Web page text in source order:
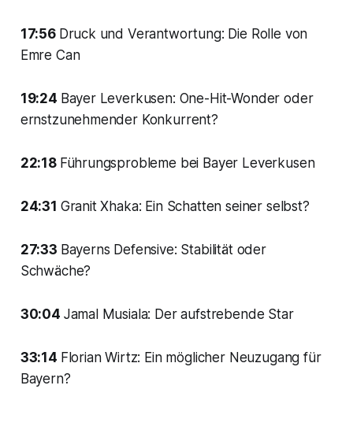
17:56 Druck und Verantwortung: Die Rolle von
Emre Can
19:24 Bayer Leverkusen: One-Hit-Wonder oder
ernstzunehmender Konkurrent?
22:18 Führungsprobleme bei Bayer Leverkusen
24:31 Granit Xhaka: Ein Schatten seiner selbst?
27:33 Bayerns Defensive: Stabilität oder
Schwäche?
30:04 Jamal Musiala: Der aufstrebende Star
33:14 Florian Wirtz: Ein möglicher Neuzugang für
Bayern?